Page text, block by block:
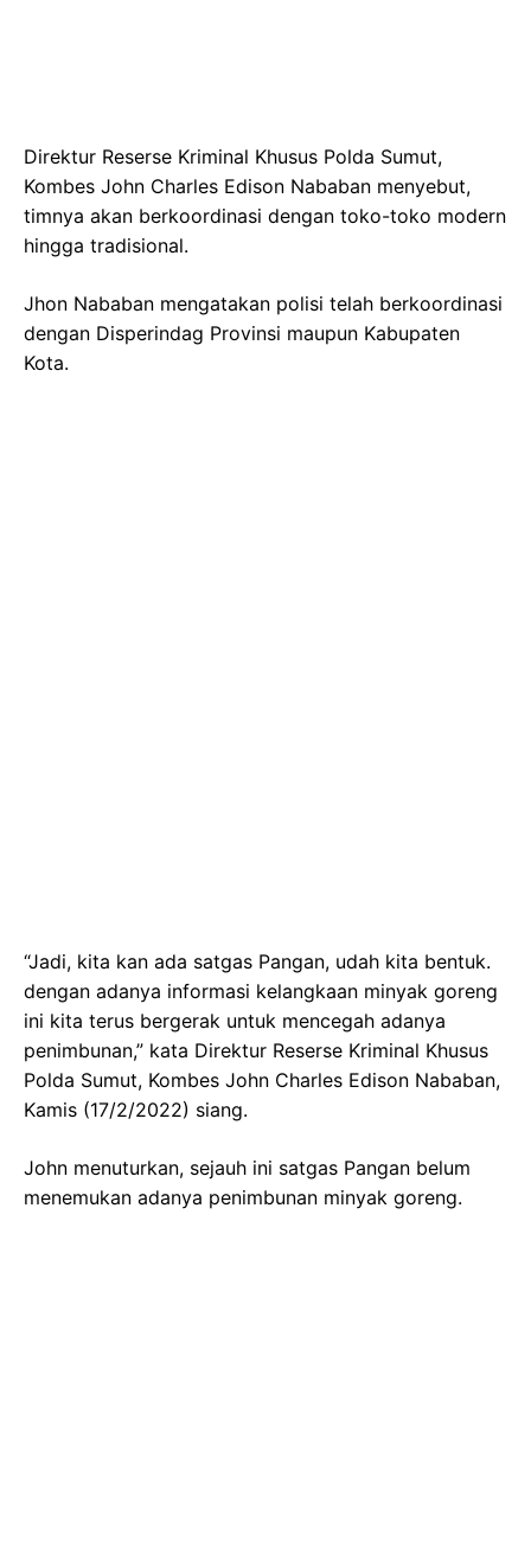
Direktur Reserse Kriminal Khusus Polda Sumut,
Kombes John Charles Edison Nababan menyebut,
timnya akan berkoordinasi dengan toko-toko modern
hingga tradisional.
Jhon Nababan mengatakan polisi telah berkoordinasi
dengan Disperindag Provinsi maupun Kabupaten
Kota.
“Jadi, kita kan ada satgas Pangan, udah kita bentuk.
dengan adanya informasi kelangkaan minyak goreng
ini kita terus bergerak untuk mencegah adanya
penimbunan,” kata Direktur Reserse Kriminal Khusus
Polda Sumut, Kombes John Charles Edison Nababan,
Kamis (17/2/2022) siang.
John menuturkan, sejauh ini satgas Pangan belum
menemukan adanya penimbunan minyak goreng.